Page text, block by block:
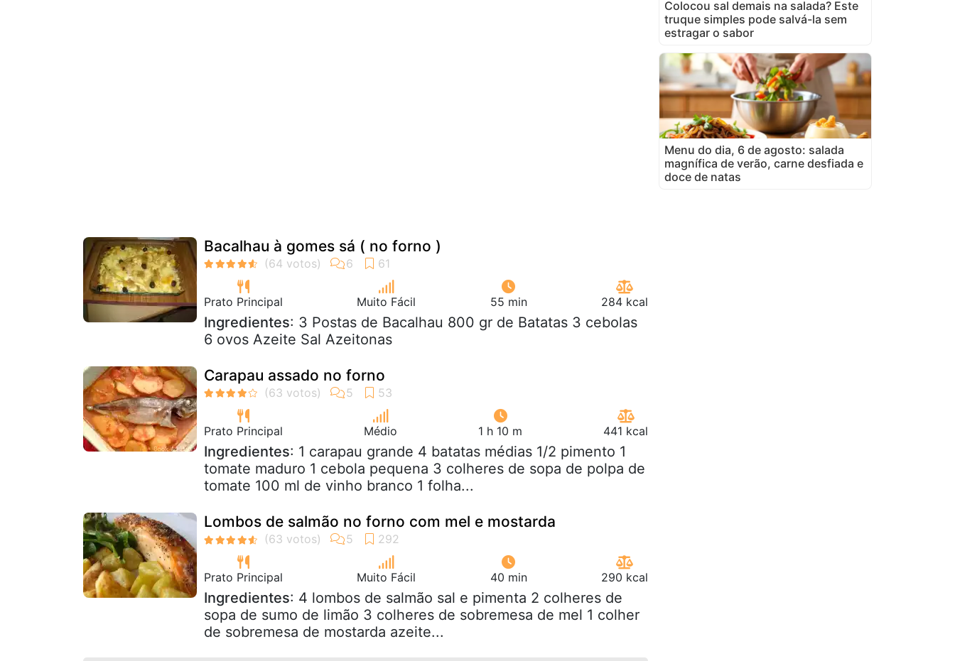
Bacalhau à gomes sá ( no forno )
Prato Principal Muito Fácil 55 min 284 kcal
Ingredientes: 3 Postas de Bacalhau 800 gr de Batatas 3 cebolas
6 ovos Azeite Sal Azeitonas
Carapau assado no forno
Prato Principal Médio 1 h 10 m 441 kcal
Ingredientes: 1 carapau grande 4 batatas médias 1/2 pimento 1
tomate maduro 1 cebola pequena 3 colheres de sopa de polpa de
tomate 100 ml de vinho branco 1 folha...
Lombos de salmão no forno com mel e mostarda
Prato Principal Muito Fácil 40 min 290 kcal
Ingredientes: 4 lombos de salmão sal e pimenta 2 colheres de
sopa de sumo de limão 3 colheres de sobremesa de mel 1 colher
de sobremesa de mostarda azeite...
Colocou sal demais na salada? Este
truque simples pode salvá-la sem
estragar o sabor
Menu do dia, 6 de agosto: salada
magnífica de verão, carne desfiada e
doce de natas